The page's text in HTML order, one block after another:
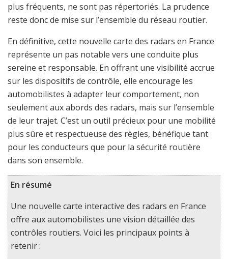
plus fréquents, ne sont pas répertoriés. La prudence
reste donc de mise sur l’ensemble du réseau routier.
En définitive, cette nouvelle carte des radars en France
représente un pas notable vers une conduite plus
sereine et responsable. En offrant une visibilité accrue
sur les dispositifs de contrôle, elle encourage les
automobilistes à adapter leur comportement, non
seulement aux abords des radars, mais sur l’ensemble
de leur trajet. C’est un outil précieux pour une mobilité
plus sûre et respectueuse des règles, bénéfique tant
pour les conducteurs que pour la sécurité routière
dans son ensemble.
En résumé
Une nouvelle carte interactive des radars en France
offre aux automobilistes une vision détaillée des
contrôles routiers. Voici les principaux points à
retenir :